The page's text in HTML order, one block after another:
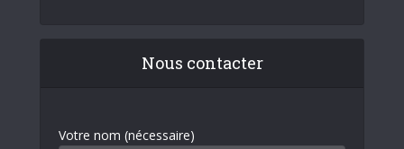
Nous contacter
Votre nom (nécessaire)